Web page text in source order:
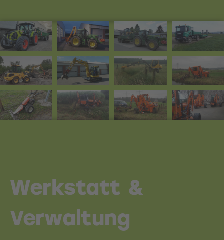
Werkstatt &
Verwaltung